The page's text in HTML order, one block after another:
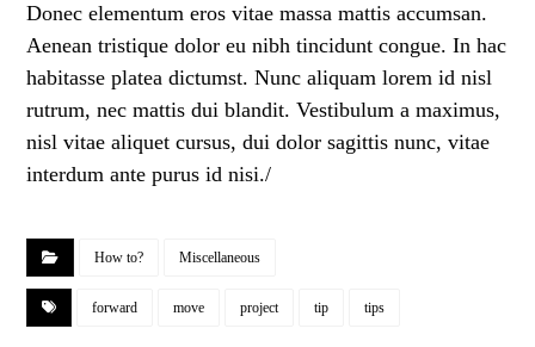
Donec elementum eros vitae massa mattis accumsan.
Aenean tristique dolor eu nibh tincidunt congue. In hac
habitasse platea dictumst. Nunc aliquam lorem id nisl
rutrum, nec mattis dui blandit. Vestibulum a maximus,
nisl vitae aliquet cursus, dui dolor sagittis nunc, vitae
interdum ante purus id nisi./
How to? Miscellaneous
forward move project tip tips